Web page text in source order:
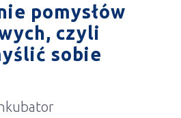
pomysłów
czyli
sobie